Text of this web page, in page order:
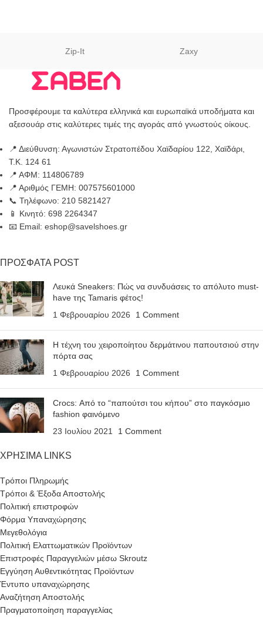
Zip-It Zaxy
Προσφέρουμε τα καλύτερα ελληνικά και ευρωπαϊκά υποδήματα και
αξεσουάρ στις καλύτερες τιμές της αγοράς από γνωστούς οίκους.
📍 Διεύθυνση: Αγωνιστών Στρατοπέδου Χαϊδαρίου 122, Χαϊδάρι,
Τ.Κ. 124 61
📍 ΑΦΜ: 114806789
📍 Αριθμός ΓΕΜΗ: 007575601000
📞 Τηλέφωνο: 210 5821427
📱 Κινητό: 698 2264347
📧 Email: eshop@savelshoes.gr
ΠΡΟΣΦΑΤΑ POST
Λευκά Sneakers: Πώς να συνδυάσεις το απόλυτο must-
have της Tamaris φέτος!
1 Φεβρουαρίου 2026
1 Comment
Η τέχνη του χειροποίητου δερμάτινου παπουτσιού στην
πόρτα σας
1 Φεβρουαρίου 2026
1 Comment
Crocs: Από το “παπούτσι του κήπου” στο παγκόσμιο
fashion φαινόμενο
23 Ιουλίου 2021
1 Comment
ΧΡΗΣΙΜΑ LINKS
Τρόποι Πληρωμής
Τρόποι & Έξοδα Αποστολής
Πολιτική επιστροφών
Φόρμα Υπαναχώρησης
Μεγεθολόγια
Πολιτική Ελαττωματικών Προϊόντων
Επιστροφές Παραγγελιών μέσω Skroutz
Εγγύηση Αυθεντικότητας Προϊόντων
Έντυπο υπαναχώρησης
Αναζήτηση Αποστολής
Πραγματοποίηση παραγγελίας